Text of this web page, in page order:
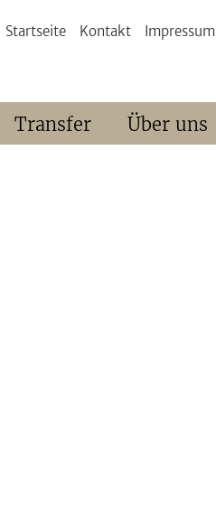
Startseite Kontakt Impressum
Transfer Über uns